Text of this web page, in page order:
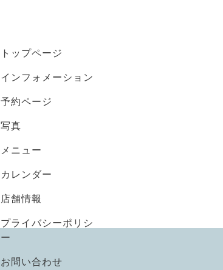
トップページ
インフォメーション
予約ページ
写真
メニュー
カレンダー
店舗情報
プライバシーポリシ
ー
お問い合わせ